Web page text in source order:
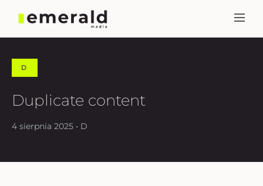
D
Duplicate content
4 sierpnia 2025 • D